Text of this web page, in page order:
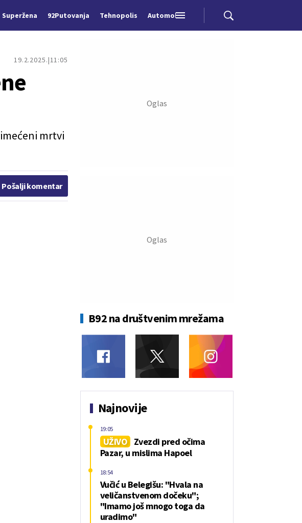
Superžena 92Putovanja Tehnopolis Automobili
19.2.2025. 11:05
mrtvi
Pošalji komentar
B92 na društvenim mrežama
Najnovije
UŽIVO
Zvezdi pred očima
Pazar, u mislima Hapoel
19:05
Vučić u Belegišu: "Hvala na
veličanstvenom dočeku";
"Imamo još mnogo toga da
uradimo"
18:54